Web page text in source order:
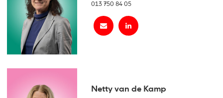
013 750 84 05
Netty van de Kamp